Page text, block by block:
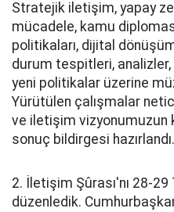
Stratejik iletişim, yapay
mücadele, kamu
politikaları, dijital
durum tespitleri,
yeni politikalar üzerine
Yürütülen çalışmalar
ve iletişim vizyonumuzun
sonuç bildirgesi hazırlandı.
2. İletişim Şûrası'nı 28-
düzenledik.